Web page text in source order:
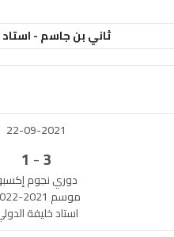
ثاني بن جاسم - استاد
22-09-2021
3
-
1
دوري نجوم
موسم 2021-2022
استاد خليفة